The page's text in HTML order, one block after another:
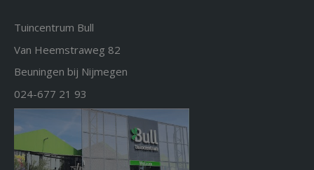
Tuincentrum Bull
Van Heemstraweg 82
Beuningen bij Nijmegen
024-677 21 93